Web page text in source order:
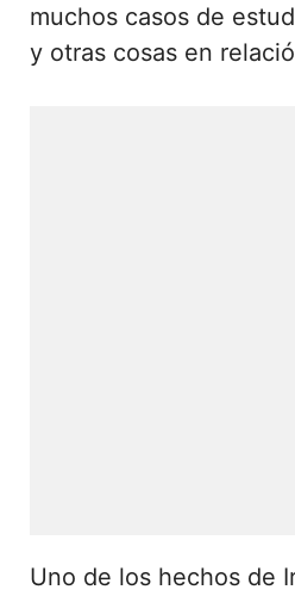
muchos casos de
y otras cosas en
Uno de los hechos de